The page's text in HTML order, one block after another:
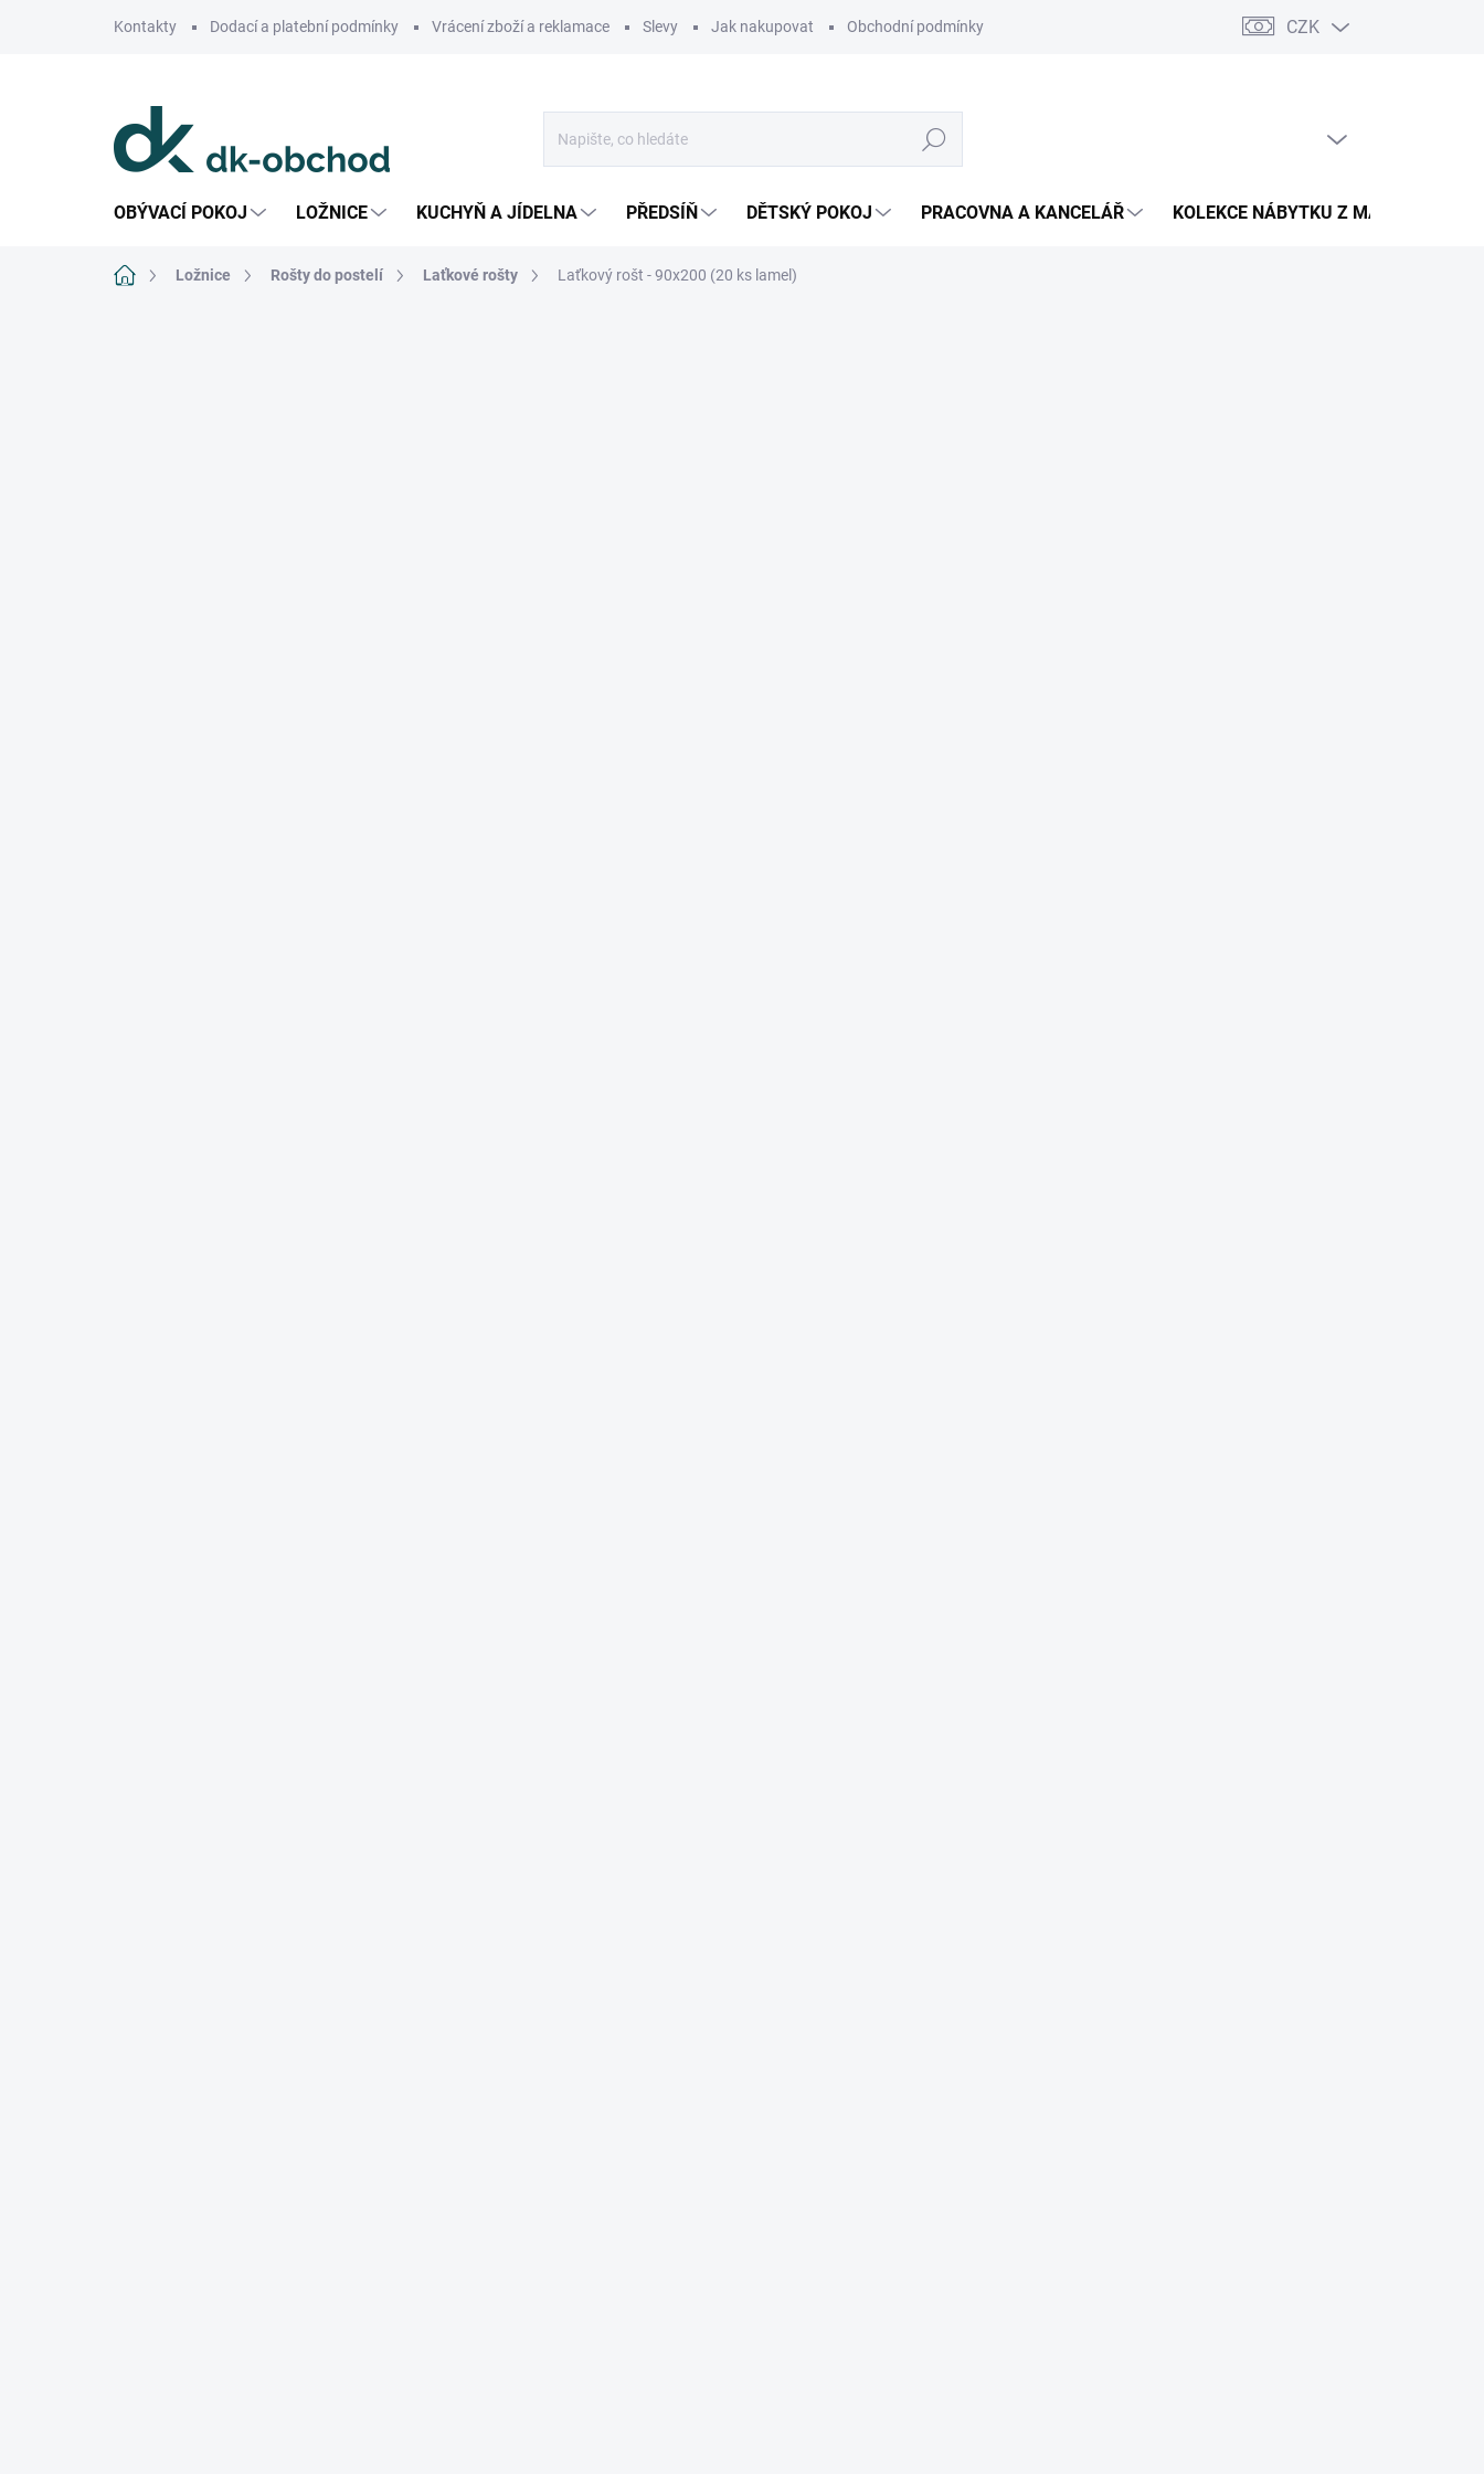
Kontakty Dodací a platební podmínky Vrácení zboží a reklamace Slevy Jak nakupovat Obchodní podmínky Podmínky ochrany osobních údajů Pojištění zásilky
CZK
Hledat
OBÝVACÍ POKOJ LOŽNICE KUCHYŇ A JÍDELNA PŘEDSÍŇ DĚTSKÝ POKOJ PRACOVNA A KANCELÁŘ KOLEKCE NÁBYTKU Z MASIVU
Domů Ložnice Rošty do postelí Laťkové rošty Laťkový rošt - 90x200 (20 ks lamel)